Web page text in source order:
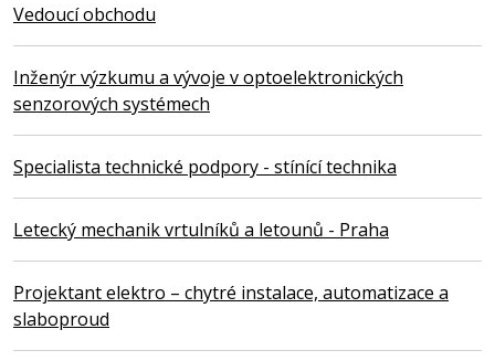
Vedoucí obchodu
Inženýr výzkumu a vývoje v optoelektronických
senzorových systémech
Specialista technické podpory - stínící technika
Letecký mechanik vrtulníků a letounů - Praha
Projektant elektro – chytré instalace, automatizace a
slaboproud